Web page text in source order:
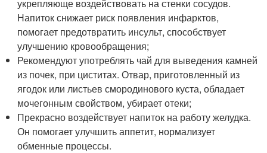
укрепляюще воздействовать на стенки сосудов.
Напиток снижает риск появления инфарктов,
помогает предотвратить инсульт, способствует
улучшению кровообращения;
Рекомендуют употреблять чай для выведения камней
из почек, при циститах. Отвар, приготовленный из
ягодок или листьев смородинового куста, обладает
мочегонным свойством, убирает отеки;
Прекрасно воздействует напиток на работу желудка.
Он помогает улучшить аппетит, нормализует
обменные процессы.